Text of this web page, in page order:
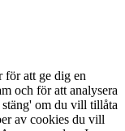
för att ge dig en
och för att analysera
om du vill tillåta
av cookies du vill